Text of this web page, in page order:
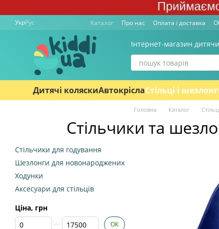
УкрРус Каталог Про нас Оплата і доставка
Інтернет-магазин
Дитячі коляскиАвтокріслаСтільці і
Головна Каталог
Стільчики та
Стільчики для годування
Шезлонги для новонароджених
Ходунки
Аксесуари для стільців
Ціна, грн
Від Ціна, грн
До Ціна, грн ОК